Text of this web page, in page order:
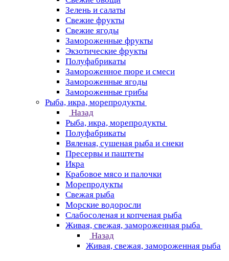
Зелень и салаты
Свежие фрукты
Свежие ягоды
Замороженные фрукты
Экзотические фрукты
Полуфабрикаты
Замороженное пюре и смеси
Замороженные ягоды
Замороженные грибы
Рыба, икра, морепродукты
Назад
Рыба, икра, морепродукты
Полуфабрикаты
Вяленая, сушеная рыба и снеки
Пресервы и паштеты
Икра
Крабовое мясо и палочки
Морепродукты
Свежая рыба
Морские водоросли
Слабосоленая и копченая рыба
Живая, свежая, замороженная рыба
Назад
Живая, свежая, замороженная рыба